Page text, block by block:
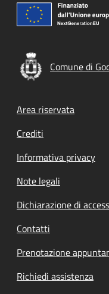
Comune di
Footer menu
Area riservata
Crediti
Informativa privacy
Note legali
Dichiarazione di
Contatti
Prenotazione
Richiedi assistenza